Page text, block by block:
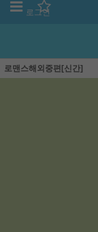
로그인
로맨스해외중편[신간]